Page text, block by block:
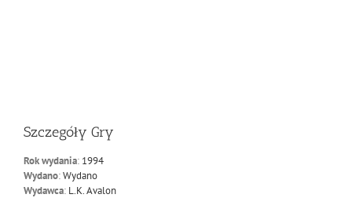
Szczegóły Gry
Rok wydania: 1994
Wydano:Wydano
Wydawca: L.K. Avalon